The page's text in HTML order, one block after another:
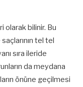
olarak bilinir. Bu
tel tel
sıra ileride
da meydana
önüne geçilmesi